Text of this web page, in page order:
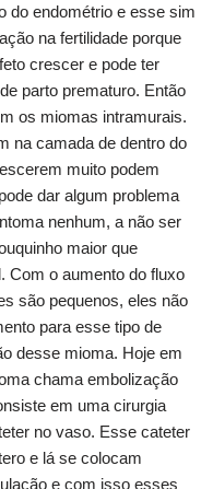
do endométrio e esse sim
na fertilidade porque
crescer e pode ter
parto prematuro. Então
os miomas intramurais.
na camada de dentro do
muito podem
dar algum problema
nenhum, a não ser
maior que
Com o aumento do fluxo
são pequenos, eles não
para esse tipo de
desse mioma. Hoje em
chama embolização
em uma cirurgia
no vaso. Esse cateter
e lá se colocam
e com isso esses